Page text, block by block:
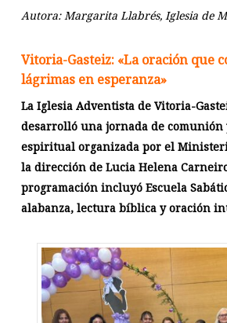
Autora: Margarita Llabrés, Iglesia de
Vitoria-Gasteiz: «La oración que
lágrimas en esperanza»
La Iglesia Adventista de Vitoria-
desarrolló una jornada de comunión
espiritual organizada por el
la dirección de Lucia Helena
programación incluyó Escuela
alabanza, lectura bíblica y oración